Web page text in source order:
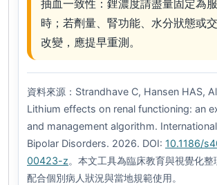
抽血一致性： 鋰濃度請盡量固定為
時；若劑量、腎功能、水分狀態或
改變，應提早重測。
資料來源：Strandhave C, Hansen HAS,
Lithium effects on renal functioning: an
and management algorithm.
Bipolar Disorders. 2026. DOI: 10.1186/
00423-z。本文工具為臨床教育與視覺化
配合個別病人狀況與當地規範使用。